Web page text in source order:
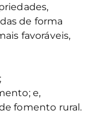
de forma
favoráveis,
e,
fomento rural.